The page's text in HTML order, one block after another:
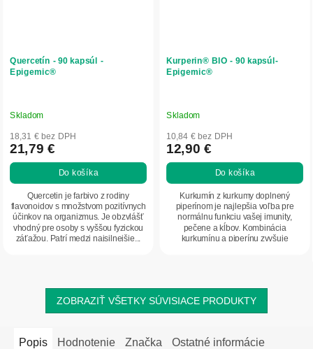
Quercetín - 90 kapsúl -
Epigemic®
Skladom
18,31 € bez DPH
21,79 €
Do košíka
Quercetin je farbivo z rodiny
flavonoidov s množstvom pozitívnych
účinkov na organizmus. Je obzvlášť
vhodný pre osoby s vyššou fyzickou
záťažou. Patrí medzi najsilnejšie...
Kurperin® BIO - 90 kapsúl-
Epigemic®
Skladom
10,84 € bez DPH
12,90 €
Do košíka
Kurkumín z kurkumy doplnený
piperínom je najlepšia voľba pre
normálnu funkciu vašej imunity,
pečene a kĺbov. Kombinácia
kurkumínu a piperínu zvyšuje
ZOBRAZIŤ VŠETKY SÚVISIACE PRODUKTY
Popis Hodnotenie Značka Ostatné informácie